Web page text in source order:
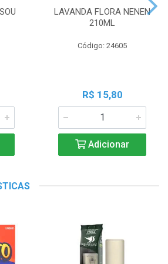
LAVANDA FLORA NENEN
210ML
Código: 24605
R$ 15,80
Adicionar